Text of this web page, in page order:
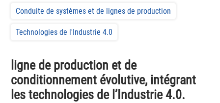
Conduite de systèmes et de lignes de production
Technologies de l'Industrie 4.0
ligne de production et de
conditionnement évolutive, intégrant
les technologies de l’Industrie 4.0.